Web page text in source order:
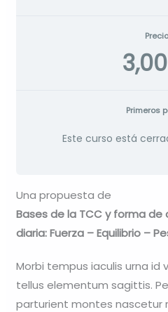
Precio
Primeros
Este curso está
Una propuesta de
Bases de la TCC y forma
diaria: Fuerza – Equilibrio –
Morbi tempus iaculis urna id
tellus elementum sagittis.
parturient montes nascetur